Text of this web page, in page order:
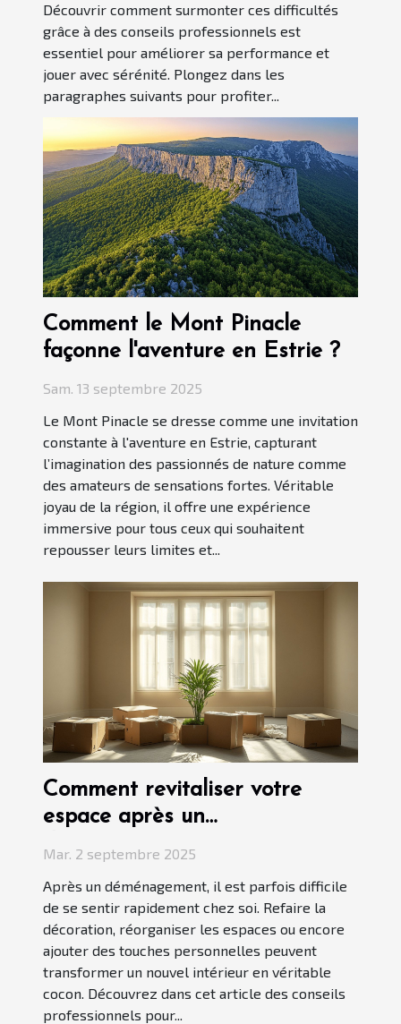
Découvrir comment surmonter ces difficultés
grâce à des conseils professionnels est
essentiel pour améliorer sa performance et
jouer avec sérénité. Plongez dans les
paragraphes suivants pour profiter...
Comment le Mont Pinacle
façonne l'aventure en Estrie ?
Sam. 13 septembre 2025
Le Mont Pinacle se dresse comme une invitation
constante à l'aventure en Estrie, capturant
l’imagination des passionnés de nature comme
des amateurs de sensations fortes. Véritable
joyau de la région, il offre une expérience
immersive pour tous ceux qui souhaitent
repousser leurs limites et...
Comment revitaliser votre
espace après un
Mar. 2 septembre 2025
Après un déménagement, il est parfois difficile
de se sentir rapidement chez soi. Refaire la
décoration, réorganiser les espaces ou encore
ajouter des touches personnelles peuvent
transformer un nouvel intérieur en véritable
cocon. Découvrez dans cet article des conseils
professionnels pour...